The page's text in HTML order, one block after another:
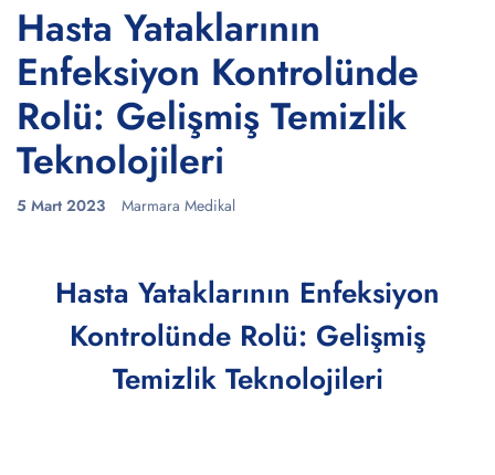
Hasta Yataklarının
Enfeksiyon Kontrolünde
Rolü: Gelişmiş Temizlik
Teknolojileri
5 Mart 2023 Marmara Medikal
Hasta Yataklarının Enfeksiyon
Kontrolünde Rolü: Gelişmiş
Temizlik Teknolojileri